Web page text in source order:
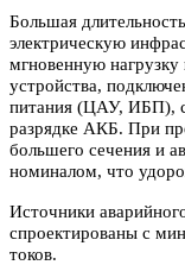
Большая
электрическую
мгновенную нагрузку
устройства,
питания (ЦАУ, ИБП),
разрядке АКБ. При
большего сечения и
номиналом, что
Источники
спроектированы с
токов.